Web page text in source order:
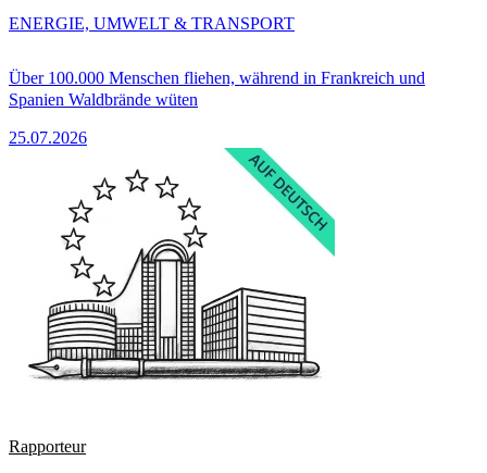
Über 100.000 Menschen fliehen, während in Frankreich und
Spanien Waldbrände wüten
25.07.2026
ENERGIE, UMWELT & TRANSPORT
Rapporteur